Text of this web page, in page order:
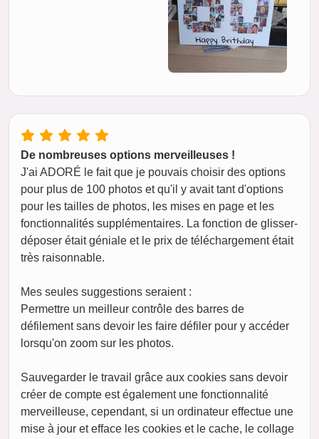
De nombreuses options merveilleuses !
J'ai ADORÉ le fait que je pouvais choisir des options
pour plus de 100 photos et qu'il y avait tant d'options
pour les tailles de photos, les mises en page et les
fonctionnalités supplémentaires. La fonction de glisser-
déposer était géniale et le prix de téléchargement était
très raisonnable.
Mes seules suggestions seraient :
Permettre un meilleur contrôle des barres de
défilement sans devoir les faire défiler pour y accéder
lorsqu'on zoom sur les photos.
Sauvegarder le travail grâce aux cookies sans devoir
créer de compte est également une fonctionnalité
merveilleuse, cependant, si un ordinateur effectue une
mise à jour et efface les cookies et le cache, le collage